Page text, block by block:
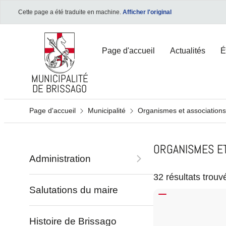
Cette page a été traduite en machine. Afficher l'original
MUNICIPALITÉ
DE BRISSAGO
Page d'accueil Actualités
Formulaires et certificats
Bureau de l'énergie
Portail e-Citizen
Carte de Brissago
Formulaires et certificats
Bureau de l'énergie
Portail e-Citizen
Carte de Brissago
Formulaires et certificats
Bureau de l'énergie
Portail e-Citizen
Carte de Brissago
Page d'accueil Municipalité Organismes et associations
Administration
Salutations du maire
Histoire de Brissago
ORGANISMES
32 résultats